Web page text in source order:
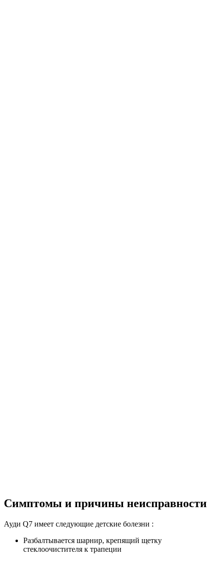
Симптомы и причины неисправности
Ауди Q7 имеет следующие детские болезни :
Разбалтывается шарнир, крепящий щетку
стеклоочистителя к трапеции